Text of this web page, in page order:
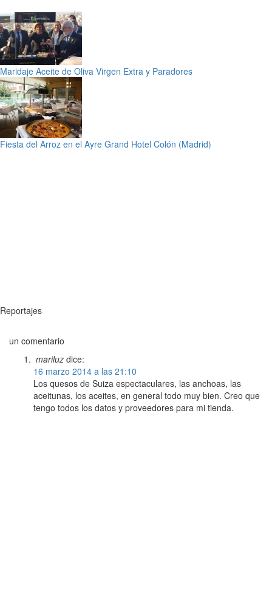
Maridaje Aceite de Oliva Virgen Extra y Paradores
Fiesta del Arroz en el Ayre Grand Hotel Colón (Madrid)
Reportajes
un comentario
mariluz dice:
16 marzo 2014 a las 21:10
Los quesos de Suiza espectaculares, las anchoas, las
aceitunas, los aceites, en general todo muy bien. Creo que
tengo todos los datos y proveedores para mi tienda.